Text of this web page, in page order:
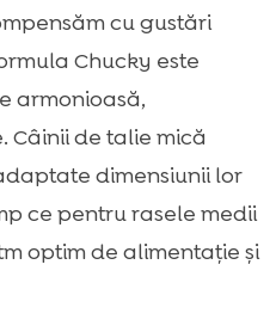
cu gustări
Chucky este
armonioasă,
Câinii de talie mică
dimensiunii lor
ce pentru rasele medii
optim de alimentație și